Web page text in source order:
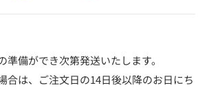
準備ができ次第発送いたします。
合は、ご注文日の14日後以降のお日にち